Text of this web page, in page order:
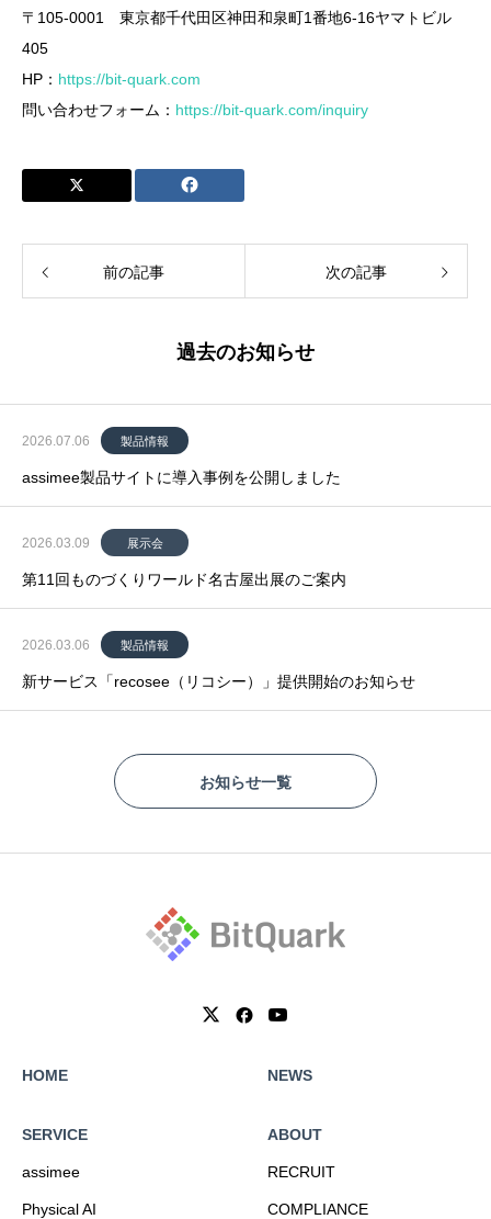
〒105-0001 東京都千代田区神田和泉町1番地6-16ヤマトビル
405
HP： https://bit-quark.com
問い合わせフォーム： https://bit-quark.com/inquiry
前の記事 次の記事
過去のお知らせ
2026.07.06 製品情報
assimee製品サイトに導入事例を公開しました
2026.03.09 展示会
第11回ものづくりワールド名古屋出展のご案内
2026.03.06 製品情報
新サービス「recosee（リコシー）」提供開始のお知らせ
お知らせ一覧
HOME NEWS
SERVICE
assimee
Physical AI
ABOUT
RECRUIT
COMPLIANCE